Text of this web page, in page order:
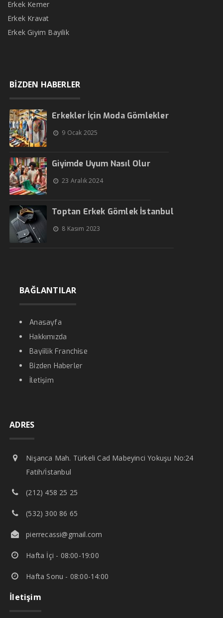
Erkek Kemer
Erkek Kravat
Erkek Giyim Bayilik
BİZDEN HABERLER
Erkekler İçin Moda Gömlekler
9 Ocak 2025
Giyimde Uyum Nasıl Olur
23 Aralık 2024
Toptan Erkek Gömlek İstanbul
8 Kasım 2023
BAĞLANTILAR
Anasayfa
Hakkımızda
Bayiilik Franchise
Bizden Haberler
İletişim
ADRES
Nişanca Mah. Türkeli Cad Mabeyinci Yokuşu No:24
Fatih/İstanbul
(212) 458 25 25
(532) 300 86 65
pierrecassi@gmail.com
Hafta İçi - 08:00-19:00
Hafta Sonu - 08:00-14:00
İletişim